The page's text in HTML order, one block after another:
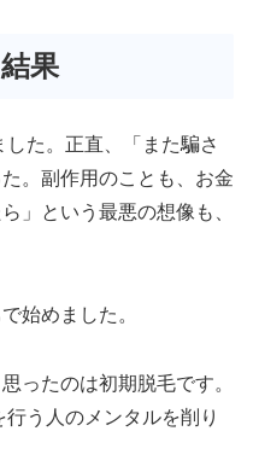
果
た。正直、「また騙さ
。副作用のことも、お金
」という最悪の想像も、
始めました。
ったのは初期脱毛です。
う人のメンタルを削り